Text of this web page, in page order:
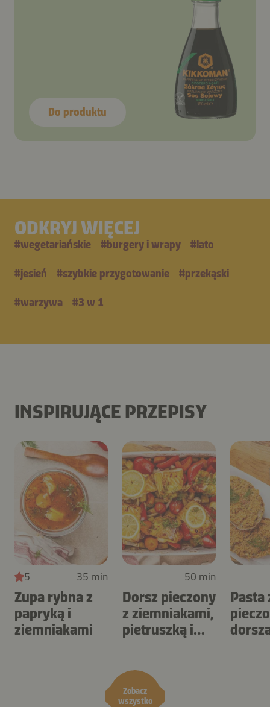
Do produktu
ODKRYJ WIĘCEJ
#wegetariańskie #burgery i wrapy #lato
#jesień #szybkie przygotowanie #przekąski
#warzywa #3 w 1
INSPIRUJĄCE PRZEPISY
Zobacz
wszystko
5 35 min
Zupa rybna z
papryką i
ziemniakami
50 min
Dorsz pieczony
z ziemniakami,
pietruszką i
Pasta